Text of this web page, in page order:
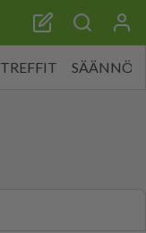
TREFFIT SÄÄNNÖT